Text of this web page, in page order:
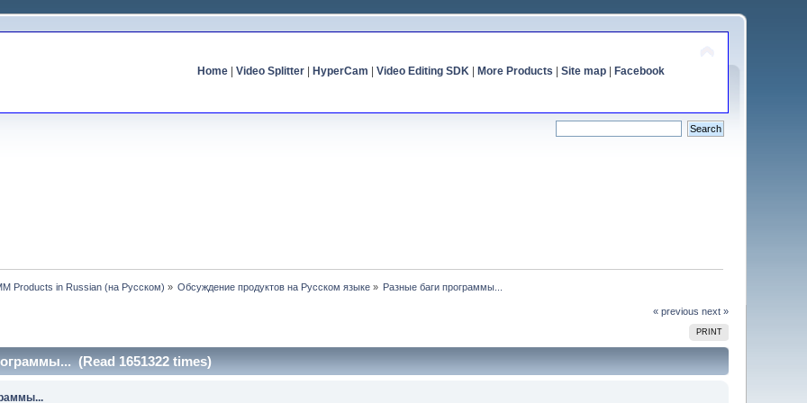
Home| Video Splitter| HyperCam Video Editing SDK| More Products Site map| Facebook
Products in Russian (на Русском) » Обсуждение продуктов на Русском языке » Разные баги программы...
« previous next »
PRINT
(Read 1651322 times)